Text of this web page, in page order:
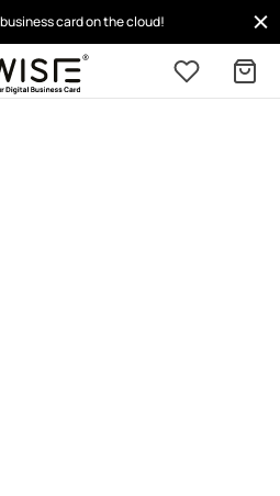
card on the cloud!